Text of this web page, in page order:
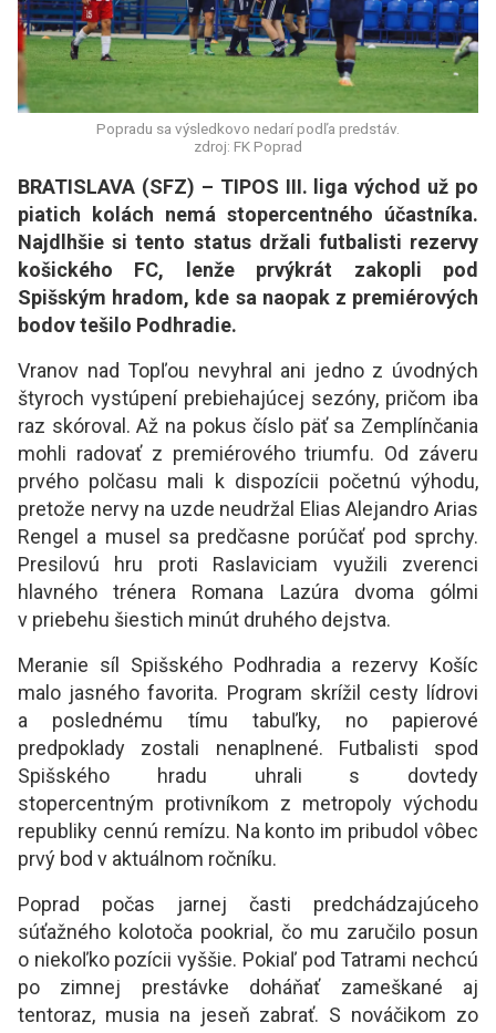
Popradu sa výsledkovo nedarí podľa predstáv.
zdroj: FK Poprad
BRATISLAVA (SFZ) – TIPOS III. liga východ už po
piatich kolách nemá stopercentného účastníka.
Najdlhšie si tento status držali futbalisti rezervy
košického FC, lenže prvýkrát zakopli pod
Spišským hradom, kde sa naopak z premiérových
bodov tešilo Podhradie.
Vranov nad Topľou nevyhral ani jedno z úvodných
štyroch vystúpení prebiehajúcej sezóny, pričom iba
raz skóroval. Až na pokus číslo päť sa Zemplínčania
mohli radovať z premiérového triumfu. Od záveru
prvého polčasu mali k dispozícii početnú výhodu,
pretože nervy na uzde neudržal Elias Alejandro Arias
Rengel a musel sa predčasne porúčať pod sprchy.
Presilovú hru proti Raslaviciam využili zverenci
hlavného trénera Romana Lazúra dvoma gólmi
v priebehu šiestich minút druhého dejstva.
Meranie síl Spišského Podhradia a rezervy Košíc
malo jasného favorita. Program skrížil cesty lídrovi
a poslednému tímu tabuľky, no papierové
predpoklady zostali nenaplnené. Futbalisti spod
Spišského hradu uhrali s dovtedy
stopercentným protivníkom z metropoly východu
republiky cennú remízu. Na konto im pribudol vôbec
prvý bod v aktuálnom ročníku.
Poprad počas jarnej časti predchádzajúceho
súťažného kolotoča pookrial, čo mu zaručilo posun
o niekoľko pozícii vyššie. Pokiaľ pod Tatrami nechcú
po zimnej prestávke doháňať zameškané aj
tentoraz, musia na jeseň zabrať. S nováčikom zo